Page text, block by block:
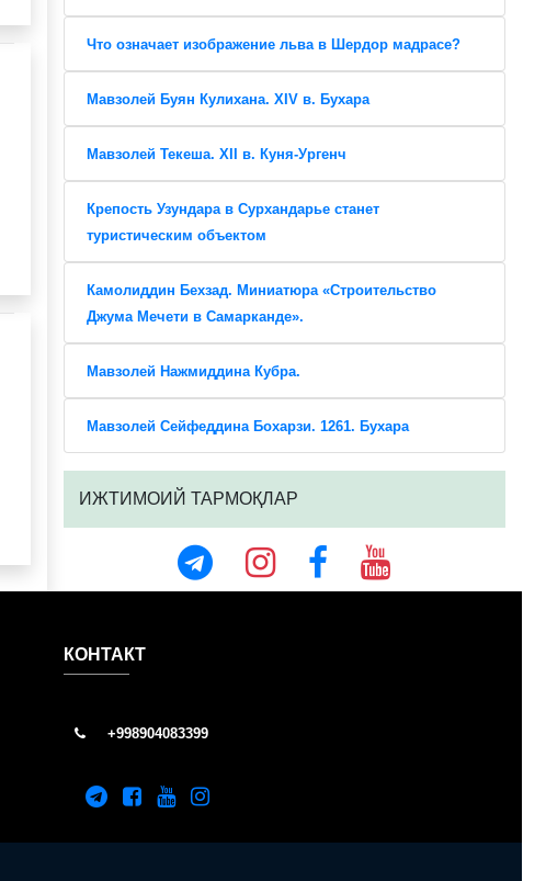
Что означает изображение льва в Шердор мадрасе?
Мавзолей Буян Кулихана. XIV в. Бухара
Мавзолей Текеша. XII в. Куня-Ургенч
Крепость Узундара в Сурхандарье станет
туристическим объектом
Камолиддин Бехзад. Миниатюра «Строительство
Джума Мечети в Самарканде».
Мавзолей Нажмиддина Кубра.
Мавзолей Сейфеддина Бохарзи. 1261. Бухара
ИЖТИМОИЙ ТАРМОҚЛАР
КОНТАКТ
+998904083399